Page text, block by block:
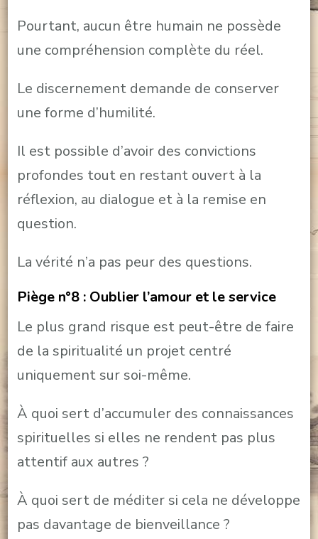
Pourtant, aucun être humain ne possède
une compréhension complète du réel.
Le discernement demande de conserver
une forme d’humilité.
Il est possible d’avoir des convictions
profondes tout en restant ouvert à la
réflexion, au dialogue et à la remise en
question.
La vérité n’a pas peur des questions.
Piège n°8 : Oublier l’amour et le service
Le plus grand risque est peut-être de faire
de la spiritualité un projet centré
uniquement sur soi-même.
À quoi sert d’accumuler des connaissances
spirituelles si elles ne rendent pas plus
attentif aux autres ?
À quoi sert de méditer si cela ne développe
pas davantage de bienveillance ?